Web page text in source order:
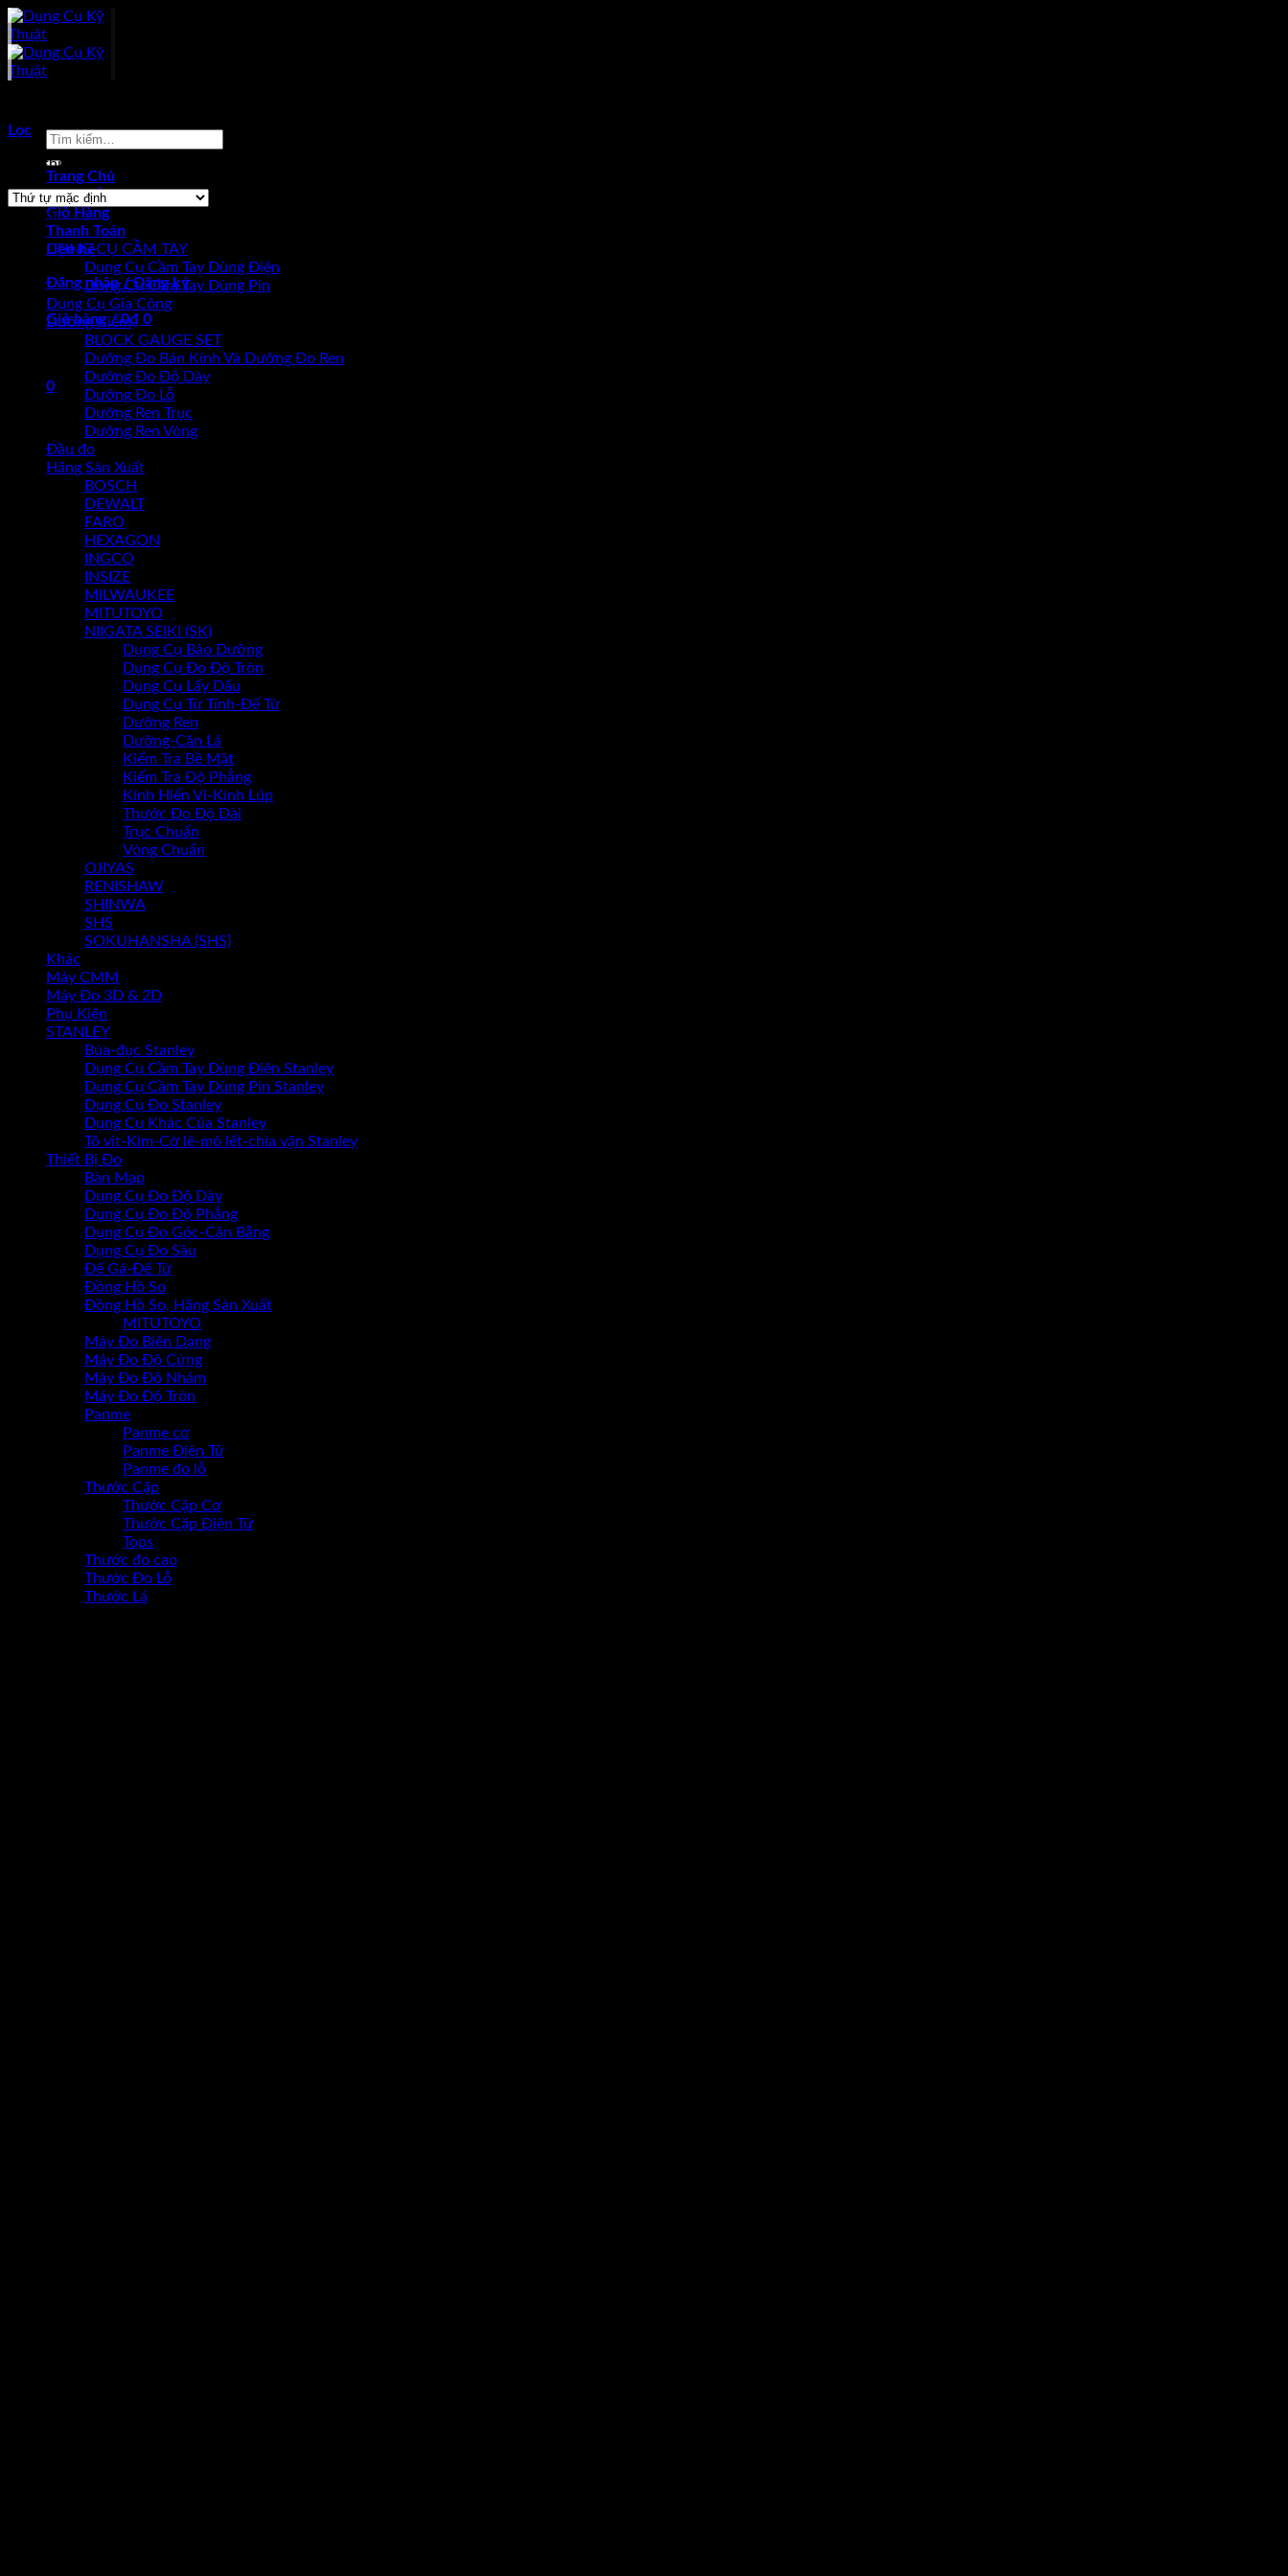
Skip
to
content
Tìm
Trang Chủ
Sản Phẩm
Giỏ Hàng
Thanh Toán
Liên hệ
Đăng nhập / Đăng ký
Giỏ hàng /0₫ 0
Chưa có sản phẩm trong giỏ hàng.
0
Giỏ hàng
Chưa có sản phẩm trong giỏ hàng.
Lọc
Hiển thị kết quả duy nhất
Browse
DỤNG CỤ CẦM TAY
Dụng Cụ Cầm Tay Dùng Điện
Dụng Cụ Cầm Tay Dùng Pin
Dụng Cụ Gia Công
Dưỡng Kiểm
BLOCK GAUGE SET
Dưỡng Đo Bán Kính Và Dưỡng Đo Ren
Dưỡng Đo Độ Dày
Dưỡng Đo Lỗ
Dưỡng Ren Trục
Dưỡng Ren Vòng
Đầu đo
Hãng Sản Xuất
BOSCH
DEWALT
FARO
HEXAGON
INGCO
INSIZE
MILWAUKEE
MITUTOYO
NIIGATA SEIKI (SK)
Dụng Cụ Bảo Dưỡng
Dụng Cụ Đo Độ Tròn
Dụng Cụ Lấy Dấu
Dụng Cụ Từ Tính-Đế Từ
Dưỡng Ren
Dưỡng-Căn Lá
Kiểm Tra Bề Mặt
Kiểm Tra Độ Phẳng
Kính Hiển Vi-Kính Lúp
Thước Đo Độ Dài
Trục Chuẩn
Vòng Chuẩn
OJIYAS
RENISHAW
SHINWA
SHS
SOKUHANSHA (SHS)
Khác
Máy CMM
Máy Đo 3D & 2D
Phụ Kiện
STANLEY
Búa-đục Stanley
Dụng Cụ Cầm Tay Dùng Điện Stanley
Dụng Cụ Cầm Tay Dùng Pin Stanley
Dụng Cụ Đo Stanley
Dụng Cụ Khác Của Stanley
Tô vit-Kìm-Cờ lê-mỏ lết-chìa vặn Stanley
Thiết Bị Đo
Bàn Map
Dụng Cụ Đo Độ Dày
Dụng Cụ Đo Độ Phẳng
Dụng Cụ Đo Góc-Cân Bằng
Dụng Cụ Đo Sâu
Đế Gá-Đế Từ
Đồng Hồ So
Đồng Hồ So, Hãng Sản Xuất
MITUTOYO
Máy Đo Biên Dạng
Máy Đo Độ Cứng
Máy Đo Đô Nhám
Máy Đo Độ Tròn
Panme
Panme cơ
Panme Điện Tử
Panme đo lỗ
Thước Cặp
Thước Cặp Cơ
Thước Cặp Điện Tử
Tops
Thước đo cao
Thước Đo Lỗ
Thước Lá